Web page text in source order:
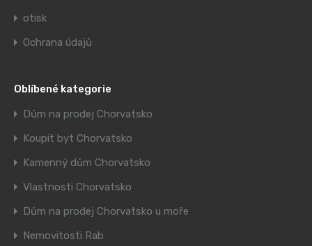
otisk
Ochrana údajů
Oblíbené kategorie
Dům na prodej Chorvatsko
Koupit byt Chorvatsko
Kamenný dům Chorvatsko
Vlastnosti Chorvatsko
Dům na prodej Chorvatsko u moře
Nemovitosti Rab